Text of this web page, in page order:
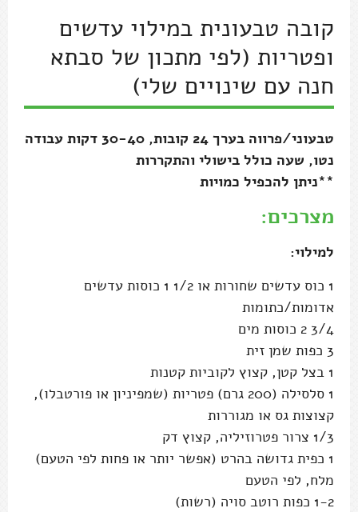
קובה טבעונית במילוי עדשים
ופטריות (לפי מתכון של סבתא
חנה עם שינויים שלי)
טבעוני/פרווה בערך 24 קובות, 30-40 דקות עבודה
נטו, שעה כולל בישולי והתקררות
**ניתן להכפיל כמויות
מצרכים:
למילוי:
1 כוס עדשים שחורות או 1/2 1 כוסות עדשים
אדומות/כתומות
3/4 2 כוסות מים
3 כפות שמן זית
1 בצל קטן, קצוץ לקוביות קטנות
1 סלסילה (200 גרם) פטריות (שמפיניון או פורטבלו),
קצוצות גס או מגוררות
1/3 צרור פטרוזיליה, קצוץ דק
1 כפית גדושה בהרט (אפשר יותר או פחות לפי הטעם)
מלח, לפי הטעם
1-2 כפות רוטב סויה (רשות)